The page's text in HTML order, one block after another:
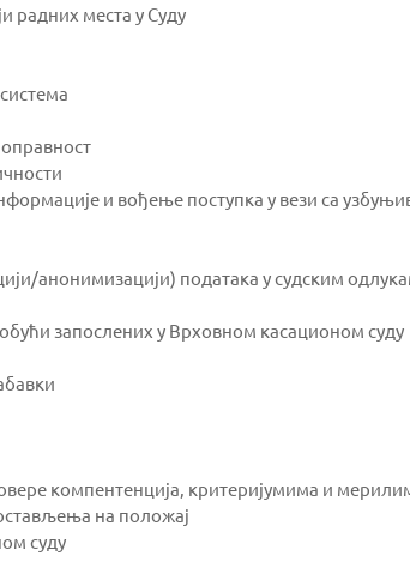
радних места у Суду
и вођење поступка у вези са
анонимизацији) података у судским
запослених у Врховном касационом суду
компентенција, критеријумима и
на положај
суду